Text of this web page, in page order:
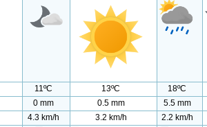
11ºC 13ºC 18ºC
0 mm 0.5 mm 5.5 mm
4.3 km/h 3.2 km/h 2.2 km/h